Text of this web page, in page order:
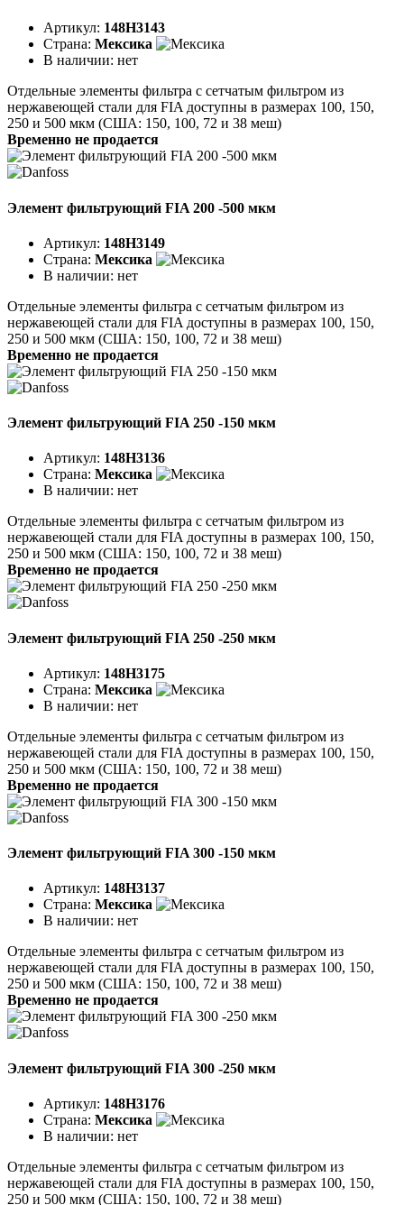
Артикул: 148H3143
Страна: Мексика
В наличии: нет
Отдельные элементы фильтра с сетчатым фильтром из
нержавеющей стали для FIA доступны в размерах 100, 150,
250 и 500 мкм (США: 150, 100, 72 и 38 меш)
Временно не продается
Элемент фильтрующий FIA 200 -500 мкм
Артикул: 148H3149
Страна: Мексика
В наличии: нет
Отдельные элементы фильтра с сетчатым фильтром из
нержавеющей стали для FIA доступны в размерах 100, 150,
250 и 500 мкм (США: 150, 100, 72 и 38 меш)
Временно не продается
Элемент фильтрующий FIA 250 -150 мкм
Артикул: 148H3136
Страна: Мексика
В наличии: нет
Отдельные элементы фильтра с сетчатым фильтром из
нержавеющей стали для FIA доступны в размерах 100, 150,
250 и 500 мкм (США: 150, 100, 72 и 38 меш)
Временно не продается
Элемент фильтрующий FIA 250 -250 мкм
Артикул: 148H3175
Страна: Мексика
В наличии: нет
Отдельные элементы фильтра с сетчатым фильтром из
нержавеющей стали для FIA доступны в размерах 100, 150,
250 и 500 мкм (США: 150, 100, 72 и 38 меш)
Временно не продается
Элемент фильтрующий FIA 300 -150 мкм
Артикул: 148H3137
Страна: Мексика
В наличии: нет
Отдельные элементы фильтра с сетчатым фильтром из
нержавеющей стали для FIA доступны в размерах 100, 150,
250 и 500 мкм (США: 150, 100, 72 и 38 меш)
Временно не продается
Элемент фильтрующий FIA 300 -250 мкм
Артикул: 148H3176
Страна: Мексика
В наличии: нет
Отдельные элементы фильтра с сетчатым фильтром из
нержавеющей стали для FIA доступны в размерах 100, 150,
250 и 500 мкм (США: 150, 100, 72 и 38 меш)